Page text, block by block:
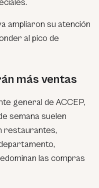
ampliaron su atención
al pico de
más ventas
general de ACCEP,
semana suelen
restaurantes,
las compras